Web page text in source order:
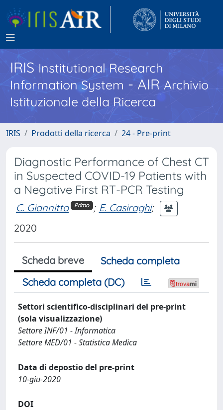
IRISInstitutional Research
Information System - AIR Archivio
Istituzionale della Ricerca
IRIS Prodotti della ricerca 24 - Pre-print
Diagnostic Performance of Chest CT
in Suspected COVID-19 Patients with
a Negative First RT-PCR Testing
C. Giannitto Primo ; E. Casiraghi;
2020
Scheda breve
Scheda completa
Scheda completa (DC)
Settori scientifico-disciplinari del pre-print
(sola visualizzazione)
Settore INF/01 - Informatica
Settore MED/01 - Statistica Medica
Data di depostio del pre-print
10-giu-2020
DOI